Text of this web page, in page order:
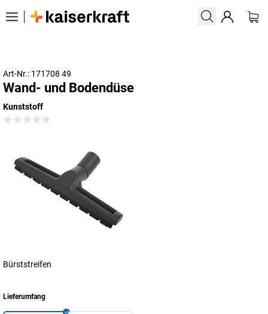
Art-Nr.: 171708 49
Wand- und Bodendüse
Kunststoff
Bürststreifen
Lieferumfang